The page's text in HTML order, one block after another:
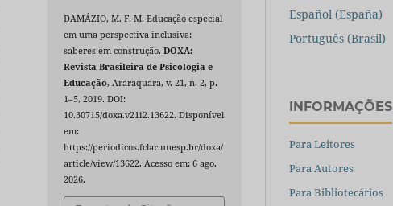
DAMÁZIO, M. F. M. Educação especial
em uma perspectiva inclusiva:
saberes em construção.DOXA:
Revista Brasileira de Psicologia e
Educação, Araraquara, v. 21, n. 2, p.
1–5, 2019. DOI:
10.30715/doxa.v21i2.13622. Disponível
em:
https://periodicos.fclar.unesp.br/doxa/
article/view/13622. Acesso em: 6 ago.
2026.
Español (España)
Português (Brasil)
INFORMAÇÕES
Para Leitores
Para Autores
Para Bibliotecários